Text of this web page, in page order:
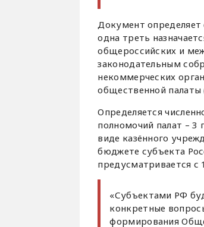
Документ
одна треть
общероссийских и
законодательным
некоммерческих
общественной палаты
Определяется
полномочий палат – 3
виде казённого
бюджете субъекта
предусматривается с
«Субъектами РФ
конкретные
формирования